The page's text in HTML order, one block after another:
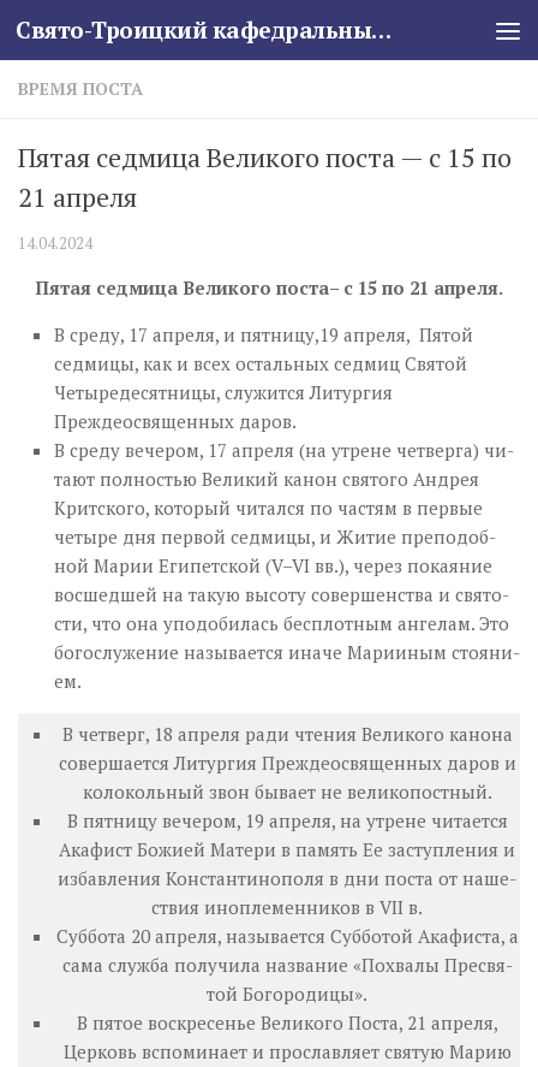
Skip to content Свято-Троицкий кафедральный собор
ВРЕМЯ ПОСТА
Пятая седмица Великого поста — с 15 по
21 апреля
14.04.2024
Пятая седмица Великого поста– с 15 по 21 апреля.
В среду, 17 апреля, и пятницу,19 апреля, Пятой
седмицы, как и всех остальных седмиц Святой
Четыредесятницы, служится Литургия
Преждеосвященных даров.
В сре­ду вечером, 17 апреля (на утре­не четверга) чи­
та­ют пол­но­стью Ве­ли­кий ка­нон свя­то­го Ан­дрея
Крит­ско­го, который читался по частям в первые
четыре дня первой седмицы, и Жи­тие пре­по­доб­
ной Ма­рии Еги­пет­ской (V–VI вв.), через покаяние
восшедшей на та­кую вы­со­ту со­вер­шен­ства и свя­то­
сти, что она упо­до­би­лась бес­плот­ным ан­ге­лам. Это
бо­го­слу­же­ние на­зы­ва­ет­ся ина­че Ма­ри­и­ным сто­я­ни­
ем.
В чет­верг, 18 апреля ра­ди чте­ния Ве­ли­ко­го ка­но­на
со­вер­ша­ет­ся Литургия Преждеосвященных даров и
ко­ло­коль­ный звон бы­ва­ет не ве­ли­ко­пост­ный.
В пятницу вечером, 19 апреля, на утре­не чи­та­ет­ся
Ака­фист Бо­жи­ей Ма­те­ри в па­мять Ее за­ступ­ле­ния и
из­бав­ле­ния Кон­стан­ти­но­по­ля в дни по­ста от на­ше­
ствия ино­пле­мен­ни­ков в VII в.
Суб­бо­та 20 апреля,на­зы­ва­ет­ся Суб­бо­той Ака­фи­ста, а
са­ма служ­ба по­лу­чи­ла на­зва­ние «По­хва­лы Пре­свя­
той Бо­го­ро­ди­цы».
В пятое воскресенье Великого Поста, 21 апреля,
Церковь вспоминает и прославляет святую Марию